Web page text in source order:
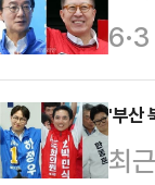
진
핵
'김
박
대
구·
민
보
이
'부산
최